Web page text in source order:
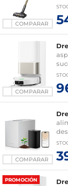
COMPARAR
COMPARAR
ml
COMPARAR
PROMOCIÓN